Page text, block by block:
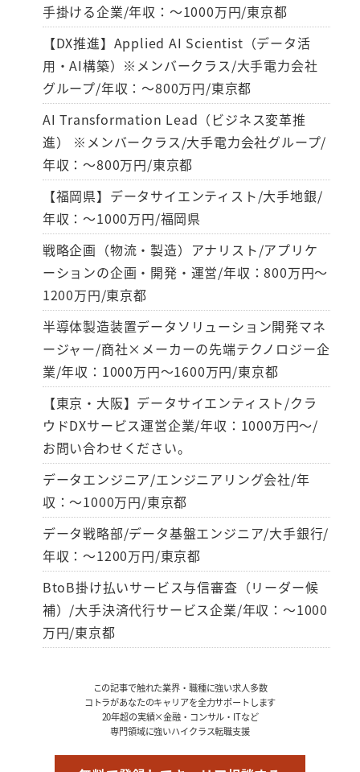
手掛ける企業/年収：～1000万円/東京都
【DX推進】Applied AI Scientist（データ活
用・AI構築）※メンバークラス/大手電力会社
グループ/年収：～800万円/東京都
AI Transformation Lead（ビジネス変革推
進） ※メンバークラス/大手電力会社グループ/
年収：～800万円/東京都
【福岡県】データサイエンティスト/大手地銀/
年収：～1000万円/福岡県
戦略企画（物流・製造）アナリスト/アプリケ
ーションの企画・開発・運営/年収：800万円～
1200万円/東京都
半導体製造装置データソリューション開発マネ
ージャー/商社×メーカーの先端テクノロジー企
業/年収：1000万円～1600万円/東京都
【東京・大阪】データサイエンティスト/クラ
ウドDXサービス運営企業/年収：1000万円～/
お問い合わせください。
データエンジニア/エンジニアリング会社/年
収：～1000万円/東京都
データ戦略部/データ基盤エンジニア/大手銀行/
年収：～1200万円/東京都
BtoB掛け払いサービス与信審査（リーダー候
補）/大手決済代行サービス企業/年収：～1000
万円/東京都
この記事で触れた業界・職種に強い求人多数
コトラがあなたのキャリアを全力サポートします
20年超の実績×金融・コンサル・ITなど
専門領域に強いハイクラス転職支援